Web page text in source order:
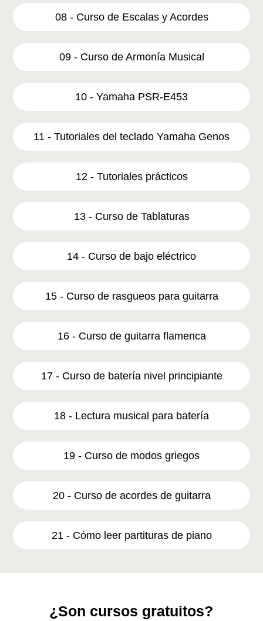
08 - Curso de Escalas y Acordes
09 - Curso de Armonía Musical
10 - Yamaha PSR-E453
11 - Tutoriales del teclado Yamaha Genos
12 - Tutoriales prácticos
13 - Curso de Tablaturas
14 - Curso de bajo eléctrico
15 - Curso de rasgueos para guitarra
16 - Curso de guitarra flamenca
17 - Curso de batería nivel principiante
18 - Lectura musical para batería
19 - Curso de modos griegos
20 - Curso de acordes de guitarra
21 - Cómo leer partituras de piano
¿Son cursos gratuitos?